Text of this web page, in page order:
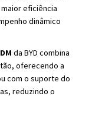
eficiência
dinâmico
da BYD combina
oferecendo a
com o suporte do
reduzindo o